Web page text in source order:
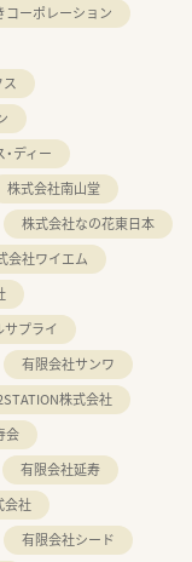
コーポレーション
ディー
株式会社南山堂
株式会社なの花東日本
会社ワイエム
サプライ
有限会社サンワ
株式会社
会
有限会社延寿
会社
有限会社シード